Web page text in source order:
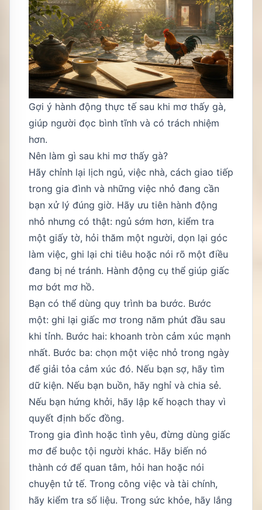
Gợi ý hành động thực tế sau khi mơ thấy gà,
giúp người đọc bình tĩnh và có trách nhiệm
hơn.
Nên làm gì sau khi mơ thấy gà?
Hãy chỉnh lại lịch ngủ, việc nhà, cách giao tiếp
trong gia đình và những việc nhỏ đang cần
bạn xử lý đúng giờ. Hãy ưu tiên hành động
nhỏ nhưng có thật: ngủ sớm hơn, kiểm tra
một giấy tờ, hỏi thăm một người, dọn lại góc
làm việc, ghi lại chi tiêu hoặc nói rõ một điều
đang bị né tránh. Hành động cụ thể giúp giấc
mơ bớt mơ hồ.
Bạn có thể dùng quy trình ba bước. Bước
một: ghi lại giấc mơ trong năm phút đầu sau
khi tỉnh. Bước hai: khoanh tròn cảm xúc mạnh
nhất. Bước ba: chọn một việc nhỏ trong ngày
để giải tỏa cảm xúc đó. Nếu bạn sợ, hãy tìm
dữ kiện. Nếu bạn buồn, hãy nghỉ và chia sẻ.
Nếu bạn hứng khởi, hãy lập kế hoạch thay vì
quyết định bốc đồng.
Trong gia đình hoặc tình yêu, đừng dùng giấc
mơ để buộc tội người khác. Hãy biến nó
thành cớ để quan tâm, hỏi han hoặc nói
chuyện tử tế. Trong công việc và tài chính,
hãy kiểm tra số liệu. Trong sức khỏe, hãy lắng